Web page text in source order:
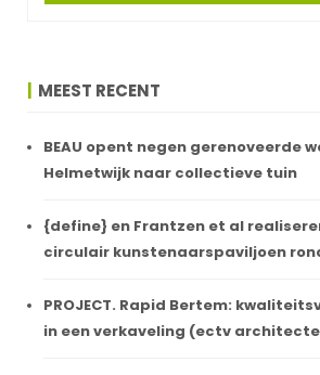
MEEST RECENT
BEAU opent negen gerenoveerde
Helmetwijk naar collectieve tuin
{define} en Frantzen et al realiseren
circulair kunstenaarspaviljoen
PROJECT. Rapid Bertem:
in een verkaveling (ectv